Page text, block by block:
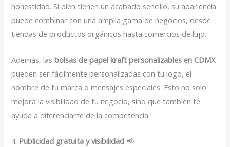
honestidad. Si bien tienen un acabado sencillo, su apariencia
puede combinar con una amplia gama de negocios, desde
tiendas de productos orgánicos hasta comercios de lujo.
Además, lasbolsas de papel kraft personalizables en CDMX
pueden ser fácilmente personalizadas con tu logo, el
nombre de tu marca o mensajes especiales. Esto no solo
mejora la visibilidad de tu negocio, sino que también te
ayuda a diferenciarte de la competencia.
4. Publicidad gratuita y visibilidad 📢